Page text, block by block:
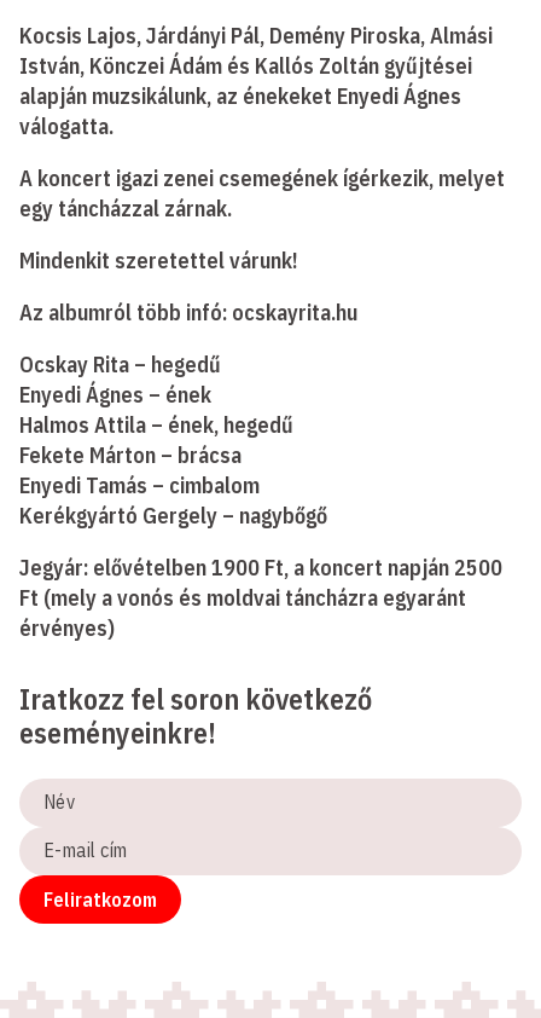
Kocsis Lajos, Járdányi Pál, Demény Piroska, Almási
István, Könczei Ádám és Kallós Zoltán gyűjtései
alapján muzsikálunk, az énekeket Enyedi Ágnes
válogatta.
A koncert igazi zenei csemegének ígérkezik, melyet
egy táncházzal zárnak.
Mindenkit szeretettel várunk!
Az albumról több infó: ocskayrita.hu
Ocskay Rita – hegedű
Enyedi Ágnes – ének
Halmos Attila – ének, hegedű
Fekete Márton – brácsa
Enyedi Tamás – cimbalom
Kerékgyártó Gergely – nagybőgő
Jegyár: elővételben 1900 Ft, a koncert napján 2500
Ft (mely a vonós és moldvai táncházra egyaránt
érvényes)
Iratkozz fel soron következő
eseményeinkre!
Név
E-
mail
cím
Feliratkozom